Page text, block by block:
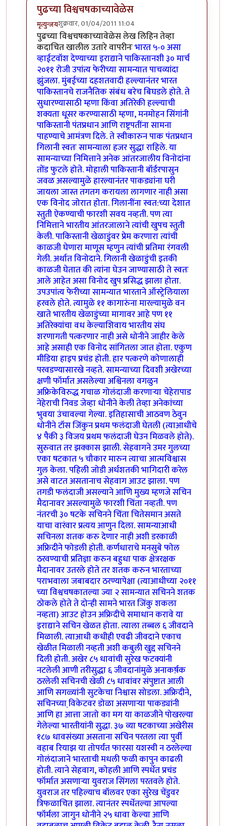
पुढच्या विश्वचषकाच्यावेळेस
मृत्युन्जयशुक्रवार, 01/04/2011 11:04
In reply toमस्त आढावाbyसंदीप चित्रे
पुढच्या विश्वचषकाच्यावेळेस लेख लिहिन तेव्हा
कदाचित खालील उतारे वापरीनःभारत ५-० असा
व्हाईटवॉश देण्याच्या इराद्याने पाकिस्तानशी ३० मार्च
२०११ रोजी उपांत्य फेरीच्या सामन्यात पाचव्यांदा
झुंजला. मुंबईच्या दहशतवादी हल्ल्यानंतर भारत
पाकिस्तानचे राजनैतिक संबंध बरेच बिघडले होते. ते
सुधारण्यासाठी म्हणा किंवा अतिरेकी हल्ल्याची
शक्यता धूसर करण्यासाठी म्हणा, मनमोहन सिंगांनी
पाकिस्तानी पंतप्रधान आणि राष्ट्रपतींना सामना
पाहण्याचे आमंत्रण दिले. ते स्वीकारुन पाक पंतप्रधान
गिलानी स्वतः सामन्याला हजर सुद्धा राहिले. या
सामन्याच्या निमित्ताने अनेक आंतरजालीय विनोदांना
तोंड फुटले होते. मोहाली पाकिस्तानी बॉर्डरपासुन
जवळ असल्यामुळे हारल्यानंतर पाकड्यांना घरी
जायला जास्त तगतग करायला लागणार नाही असा
एक विनोद जोरात होता. गिलानींना स्वत:च्या देशात
स्तुती ऐकण्याची फारशी सवय नव्हती. पण त्या
निमित्ताने भारतीय आंतरजालाने त्यांची खुपच स्तुती
केली. पाकिस्तानी खेळाडुंवर प्रेम करणारा त्यांची
काळजी घेणारा माणूस म्हणुन त्यांची प्रतिमा रंगवली
गेली. अर्थात विनोदाने. गिलानी खेळाडुंची इतकी
काळजी घेतात की त्यांना घेउन जाण्यासाठी ते स्वतः
आले आहेत असा विनोद खुप प्रसिद्ध झाला होता.
उपउपांत्य फेरीच्या सामन्यात भारताने ऑस्ट्रेलियाला
हरवले होते. त्यामुळे ११ कागारुंना मारल्यामुळे वन
खाते भारतीय खेळाडुंच्या मागावर आहे पण ११
अतिरेक्यांचा वध केल्याशिवाय भारतीय संघ
शरणागती पत्करणार नाही असे धोनीने जाहीर केले
आहे असाही एक विनोद सांगितला जात होता. एकुण
मीडिया हाइप प्रचंड होती. हार पत्करणे कोणालाही
परवडण्यासारखे नव्हते. सामन्याच्या दिवशी अखेरच्या
क्षणी फॉर्मात असलेल्या अश्विनला वगळुन
अफ्रिकेविरुद्ध गचाळ गोलंदाजी करणार्‍या चेहेरापाड
नेहेराची निवड जेव्हा धोनीने केली तेव्हा अनेकांच्या
भुवया उंचावल्या गेल्या. इतिहासाची आठवण ठेवुन
धोनीने टॉस जिंकुन प्रथम फलंदाजी घेतली (त्याआधीचे
४ पैकी ३ विजय प्रथम फलंदाजी घेउन मिळवले होते).
सुरुवात तर झक्कास झाली. सेहवागने उमर गुलच्या
एका षटकात ५ चौकार मारुन त्याचा आत्मविश्वास
गुल केला. पहिली जोडी अर्धशतकी भागिदारी करेल
असे वाटत असतानाच सेहवाग आउट झाला. पण
तगडी फलंदाजी असल्याने आणि मुख्य म्हणजे सचिन
मैदानावर असल्यामुळे फारशी चिंता नव्हती. पण
नंतरची ३० षटके सचिनने चिंता चितेसमान असते
याचा वारंवार प्रत्यय आणुन दिला. सामन्याआधी
सचिनला शतक करु देणार नाही अशी डरकाळी
अफ्रिदीने फोडली होती. कर्णधाराचे मनसुबे फोल
ठरवण्याची प्रतिज्ञा करुन बहुधा पाक क्षेत्ररक्षक
मैदानावर उतरले होते तर शतक करुन भारताच्या
पराभवाला जबाबदार ठरण्यापेक्षा (त्याआधीच्या २०११
च्या विश्वचषकातल्या ज्या २ सामन्यात सचिनने शतक
ठोकले होते ते दोन्ही सामने भारत जिंकु शकला
नव्हता) आउट होउन अफ्रिदीचे समाधान करावे या
इराद्याने सचिन खेळत होता. त्याला तब्बल ६ जीवदाने
मिळाली. त्याआधी कधीही एवढी जीवदाने एकाच
खेळीत मिळाली नव्हती अशी कबुली खुद्द सचिनने
दिली होती. अखेर ८५ धावांची सुरेख फटक्यांनी
नटलेली आणी तरीसुद्धा ६ जीवदानांमुळे अनाकर्ष़क
ठरलेली सचिनची खेळी ८५ धावांवर संपुष्टात आली
आणि सगळ्यांनी सुटकेचा निश्वास सोडला. अफ्रिदीने,
सचिनच्या वि़केटवर डोळा असणार्‍या पाकड्यांनी
आणि हा आत्ता जातो का मग या काळजीने पोखरल्या
गेलेल्या भारतीयांनी सुद्धा. ३७ व्या षटकाच्या अखेरीस
१८७ धावसंख्या असताना सचिन परतला त्या पुर्वी
वहाब रियाझ या तोपर्यंत फारसा यशस्वी न ठरलेल्या
गोलंदाजाने भारताची मधली फळी कापुन काढली
होती. त्याने सेहवाग, कोहली आणि स्पर्धेत प्रचंड
फॉर्मात असणार्‍या युवराज सिंगला परतवले होते.
युवराज तर पहिल्याच बॉलवर एका सुरेख चेंडुवर
त्रिफळाचित झाला. त्यानंतर स्पर्धेतल्या आपल्या
फॉर्मला जागुन धोनीने २५ धावा केल्या आणि